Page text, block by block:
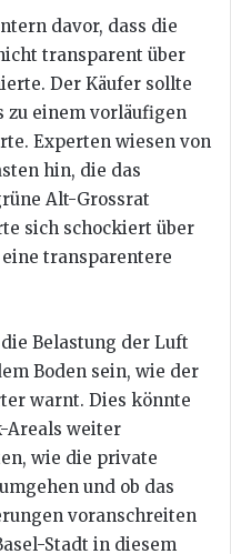
davor, dass die
transparent über
Der Käufer sollte
zu einem vorläufigen
Experten wiesen von
hin, die das
Alt-Grossrat
sich schockiert über
transparentere
Belastung der Luft
Boden sein, wie der
warnt. Dies könnte
Areals weiter
wie die private
und ob das
voranschreiten
Stadt in diesem